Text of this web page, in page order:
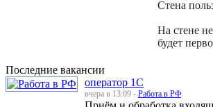
Стена
На стене
будет
Последние вакансии
оператор 1С
вчера в 13:09 - Работа в РФ